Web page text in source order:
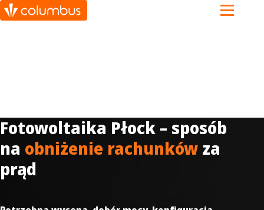
Fotowoltaika Płock – sposób
na obniżenie rachunków za
prąd